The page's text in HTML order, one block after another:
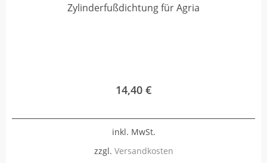
Zylinderfußdichtung für Agria
14,40 €
inkl. MwSt.
zzgl. Versandkosten